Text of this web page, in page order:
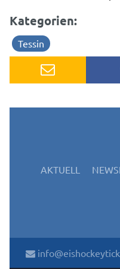
Kategorien:
Tessin
AKTUELL